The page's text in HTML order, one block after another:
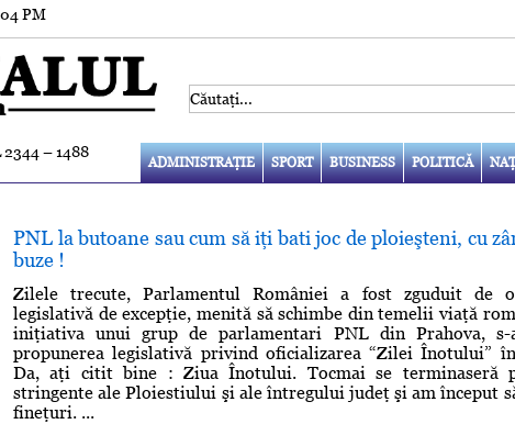
PM
2344 – 1488
ADMINISTRAŢIE SPORT BUSINESS POLITICĂ
PNL la butoane sau cum să iţi bati joc de ploieşteni, cu
buze !
Zilele trecute, Parlamentul României a fost zguduit de
legislativă de excepţie, menită să schimbe din temelii viaţă
iniţiativa unui grup de parlamentari PNL din Prahova, s-
propunerea legislativă privind oficializarea “Zilei Înotului”
Da, aţi citit bine : Ziua Înotului. Tocmai se terminaseră
stringente ale Ploiestiului şi ale întregului judeţ şi am început
fineţuri. ...